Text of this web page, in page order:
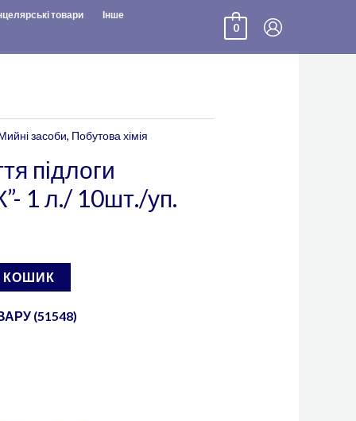
товари Інше
0
засоби, Побутова хімія
підлоги
1 л./ 10шт./уп.
КОШИК
(51548)